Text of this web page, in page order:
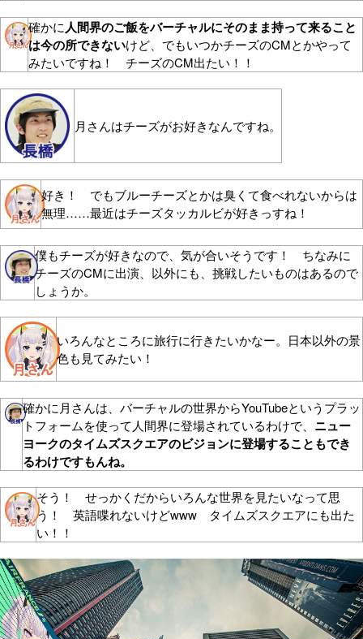
確かに人間界のご飯をバーチャルにそのまま持って来ること
は今の所できないけど、でもいつかチーズのCMとかやって
みたいですね！ チーズのCM出たい！！
月さんはチーズがお好きなんですね。
好き！ でもブルーチーズとかは臭くて食べれないからは
無理……最近はチーズタッカルビが好きっすね！
僕もチーズが好きなので、気が合いそうです！ ちなみに
チーズのCMに出演、以外にも、挑戦したいものはあるので
しょうか。
いろんなところに旅行に行きたいかなー。日本以外の景
色も見てみたい！
確かに月さんは、バーチャルの世界からYouTubeというプラッ
トフォームを使って人間界に登場されているわけで、 ニュー
ヨークのタイムズスクエアのビジョンに登場することもでき
るわけですもんね。
そう！ せっかくだからいろんな世界を見たいなって思
う！ 英語喋れないけどwww タイムズスクエアにも出た
い！！